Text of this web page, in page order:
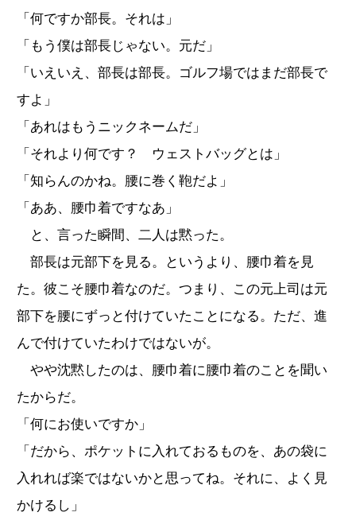
「何ですか部長。それは」
「もう僕は部長じゃない。元だ」
「いえいえ、部長は部長。ゴルフ場ではまだ部長で
すよ」
「あれはもうニックネームだ」
「それより何です？ ウェストバッグとは」
「知らんのかね。腰に巻く鞄だよ」
「ああ、腰巾着ですなあ」
と、言った瞬間、二人は黙った。
部長は元部下を見る。というより、腰巾着を見
た。彼こそ腰巾着なのだ。つまり、この元上司は元
部下を腰にずっと付けていたことになる。ただ、進
んで付けていたわけではないが。
やや沈黙したのは、腰巾着に腰巾着のことを聞い
たからだ。
「何にお使いですか」
「だから、ポケットに入れておるものを、あの袋に
入れれば楽ではないかと思ってね。それに、よく見
かけるし」